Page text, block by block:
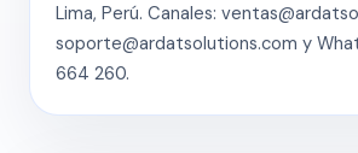
Lima, Perú. Canales:
soporte@ardatsolutions.com y
664 260.